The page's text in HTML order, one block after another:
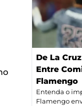
De La
Entre
Flamengo
Entenda o
Flamengo